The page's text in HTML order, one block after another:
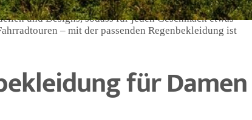
Fahrrad Regenbekleidung für Damen investieren.
und Designs, sodass für jeden Geschmack etwas
– mit der passenden Regenbekleidung ist
für Damen